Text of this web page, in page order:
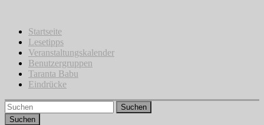
springenStartseite
Lesetipps
Veranstaltungskalender
Benutzergruppen
Taranta Babu
Eindrücke
Suchen